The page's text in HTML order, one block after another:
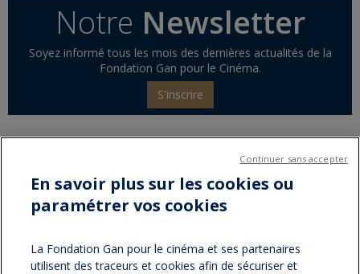
Notre Newsletter
Soyez informé tous les mois des dernières actualités de la
Fondation Gan pour le Cinéma.
S'inscrire
facebook
twitterVersion
imprimable
En savoir plus sur les cookies ou
paramétrer vos cookies
La Fondation Gan pour le cinéma et ses partenaires
utilisent des traceurs et cookies afin de sécuriser et
Continuer sans accepter